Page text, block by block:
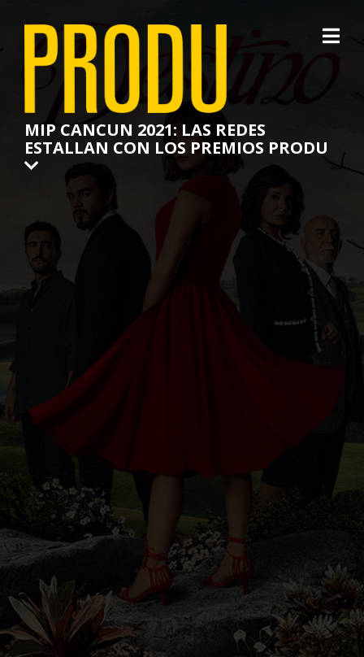
MIP CANCUN 2021: LAS REDES
ESTALLAN CON LOS PREMIOS PRODU
×